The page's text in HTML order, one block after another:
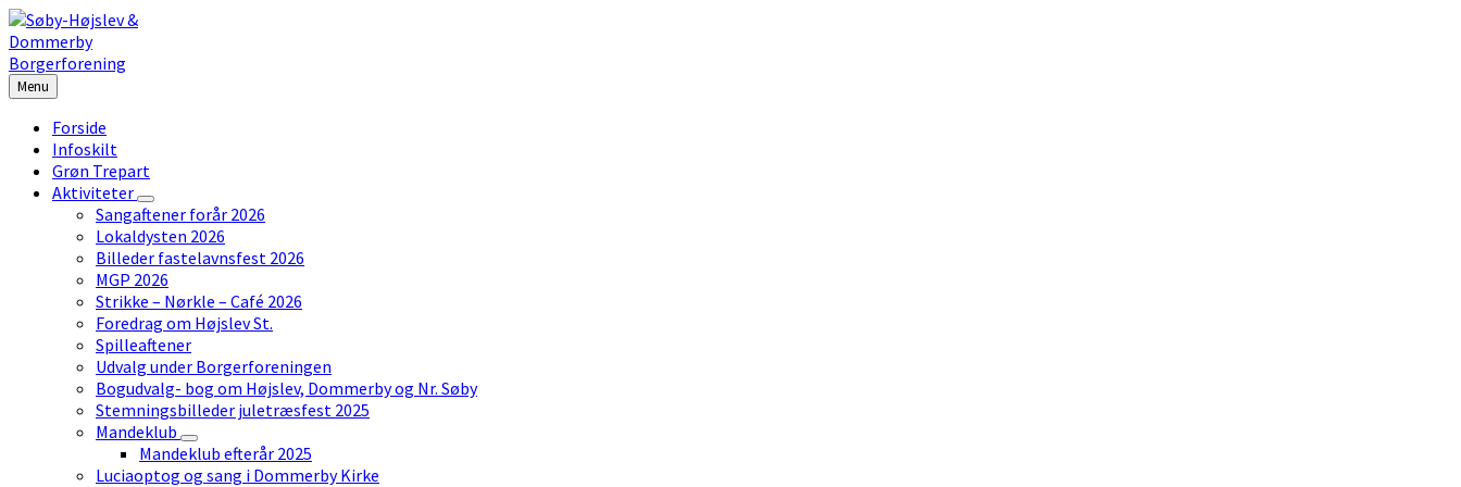
Skip
to
content
Skip
to
left
sidebar
Skip
to
footer
Menu
Forside
Infoskilt
Grøn Trepart
Aktiviteter
Sangaftener forår 2026
Lokaldysten 2026
Billeder fastelavnsfest 2026
MGP 2026
Strikke – Nørkle – Café 2026
Foredrag om Højslev St.
Spilleaftener
Udvalg under Borgerforeningen
Bogudvalg- bog om Højslev, Dommerby og Nr. Søby
Stemningsbilleder juletræsfest 2025
Mandeklub
Mandeklub efterår 2025
Luciaoptog og sang i Dommerby Kirke